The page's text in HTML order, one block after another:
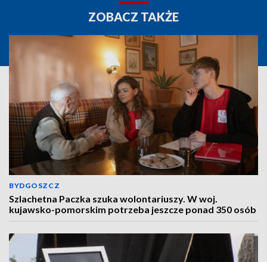
ZOBACZ TAKŻE
BYDGOSZCZ
Szlachetna Paczka szuka wolontariuszy. W woj.
kujawsko-pomorskim potrzeba jeszcze ponad 350 osób